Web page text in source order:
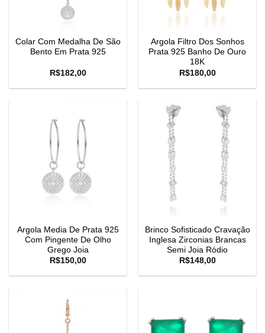
Colar Com Medalha De São
Bento Em Prata 925
R$182,00
Argola Filtro Dos Sonhos
Prata 925 Banho De Ouro
18K
R$180,00
Argola Media De Prata 925
Com Pingente De Olho
Grego Joia
R$150,00
Brinco Sofisticado Cravação
Inglesa Zirconias Brancas
Semi Joia Ródio
R$148,00